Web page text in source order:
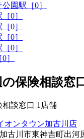
園駅［0］
0］
0］
0］
0］
］
保険相談窓
談窓口 1 店舗
オンタウン加古川店
古川市東神吉町出河